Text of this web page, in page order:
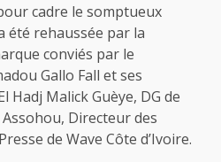
cadre le somptueux
été rehaussée par la
conviés par le
Gallo Fall et ses
Hadj Malick Guèye, DG de
Directeur des
de Wave Côte d’Ivoire.